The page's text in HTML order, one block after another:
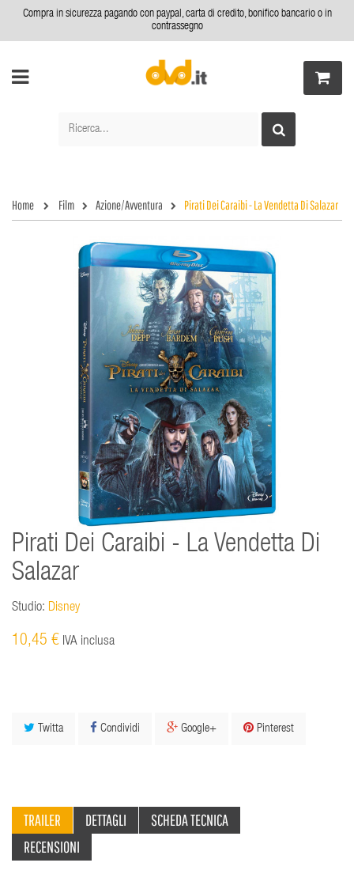
Compra in sicurezza pagando con paypal, carta di credito, bonifico bancario o in
contrassegno
Home Film Azione/Avventura Pirati Dei Caraibi - La Vendetta Di Salazar
Pirati Dei Caraibi - La Vendetta Di
Salazar
Studio: Disney
10,45 € IVA inclusa
Twitta Condividi Google+ Pinterest
TRAILER DETTAGLI
SCHEDA TECNICA
RECENSIONI